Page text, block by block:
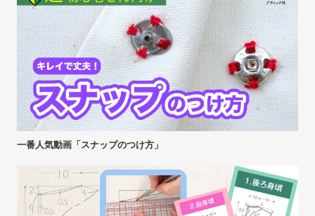
一番人気動画「スナップのつけ方」